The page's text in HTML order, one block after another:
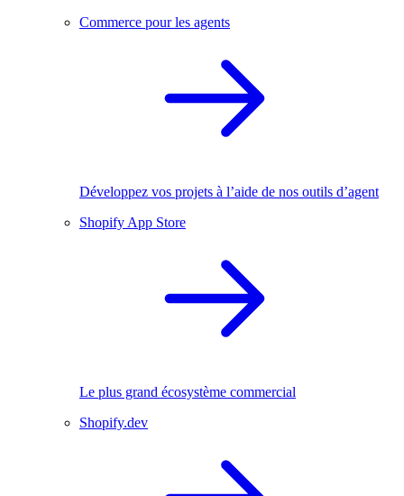
Commerce pour les agents
Développez vos projets à l’aide de nos outils d’agent
Shopify App Store
Le plus grand écosystème commercial
Shopify.dev